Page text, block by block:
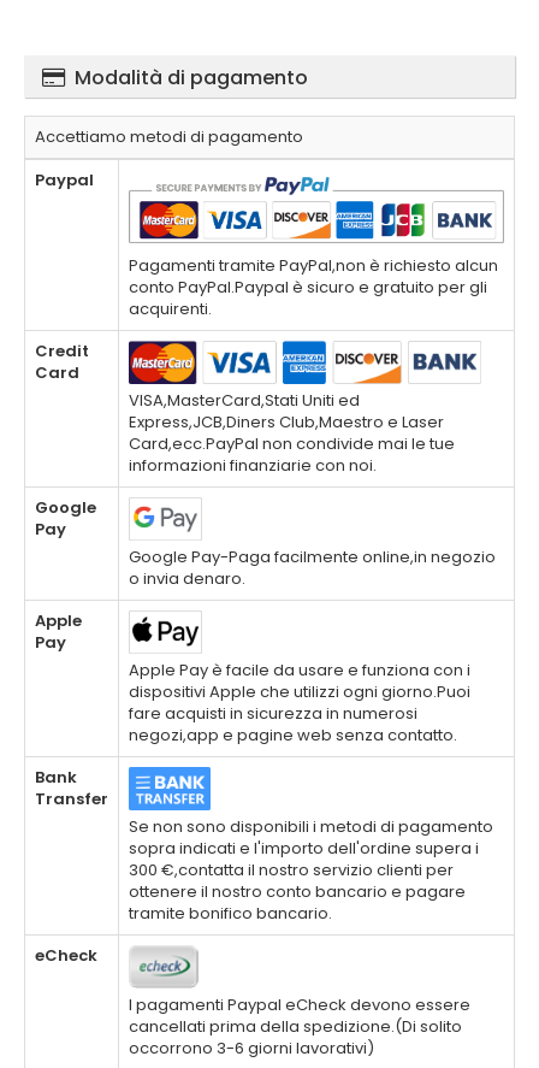
Modalità di pagamento
Accettiamo metodi di pagamento
Paypal
Pagamenti tramite PayPal,non è richiesto alcun
conto PayPal.Paypal è sicuro e gratuito per gli
acquirenti.
Credit
Card
VISA,MasterCard,Stati Uniti ed
Express,JCB,Diners Club,Maestro e Laser
Card,ecc.PayPal non condivide mai le tue
informazioni finanziarie con noi.
Google
Pay
Google Pay-Paga facilmente online,in negozio
o invia denaro.
Apple
Pay
Apple Pay è facile da usare e funziona con i
dispositivi Apple che utilizzi ogni giorno.Puoi
fare acquisti in sicurezza in numerosi
negozi,app e pagine web senza contatto.
Bank
Transfer
Se non sono disponibili i metodi di pagamento
sopra indicati e l'importo dell'ordine supera i
300 €,contatta il nostro servizio clienti per
ottenere il nostro conto bancario e pagare
tramite bonifico bancario.
eCheck
I pagamenti Paypal eCheck devono essere
cancellati prima della spedizione.(Di solito
occorrono 3-6 giorni lavorativi)